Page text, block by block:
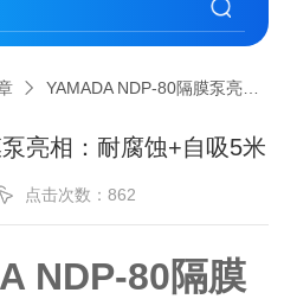
YAMADA NDP-80隔膜泵亮相：耐腐蚀+自吸5米
亮相：耐腐蚀+自吸5米
点击次数：862
NDP-80隔膜